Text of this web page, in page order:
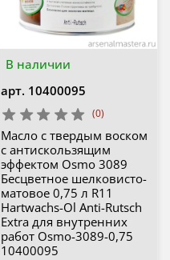
В наличии
арт. 10400095
(0)
Масло с твердым воском
с антискользящим
эффектом Osmo 3089
Бесцветное шелковисто-
матовое 0,75 л R11
Hartwachs-Оl Anti-Rutsch
Extra для внутренних
работ Osmo-3089-0,75
10400095